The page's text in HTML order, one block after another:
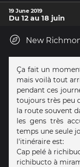
19 June 2019
Du 12 au 18 juin
New
Ça fait un
mais voilà tout
pendant ces
toujours très peu
la route souvent
les gens très
temps une seule
l'itinéraire est:
Cap pelé à
richibucto à